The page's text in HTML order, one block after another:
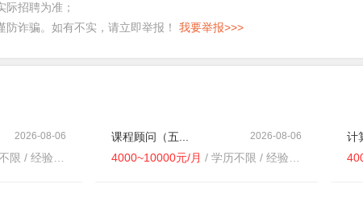
招聘为准；
诈骗。如有不实，请立即举报！ 我要举报>>>
2026-08-06
/ 经验不限
2026-08-06
课程顾问（五...
4000~10000元/月 / 学历不限 / 经验不限
计